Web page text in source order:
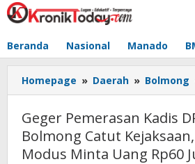
Lewati
ke
Beranda Nasional Manado
Homepage » Daerah » Bolmong
Geger Pemerasan Kadis
Bolmong Catut
Modus Minta Uang Rp60